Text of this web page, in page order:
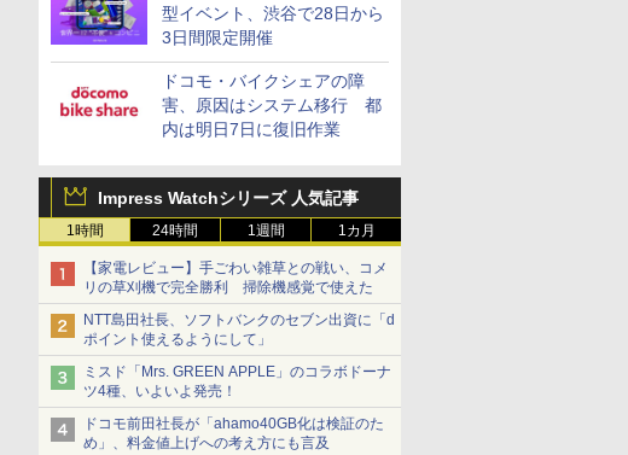
型イベント、渋谷で28日から
3日間限定開催
ドコモ・バイクシェアの障
害、原因はシステム移行 都
内は明日7日に復旧作業
Impress Watchシリーズ 人気記事
1時間 24時間 1週間 1カ月
【家電レビュー】手ごわい雑草との戦い、コメ
リの草刈機で完全勝利 掃除機感覚で使えた
NTT島田社長、ソフトバンクのセブン出資に「d
ポイント使えるようにして」
ミスド「Mrs. GREEN APPLE」のコラボドーナ
ツ4種、いよいよ発売！
ドコモ前田社長が「ahamo40GB化は検証のた
め」、料金値上げへの考え方にも言及